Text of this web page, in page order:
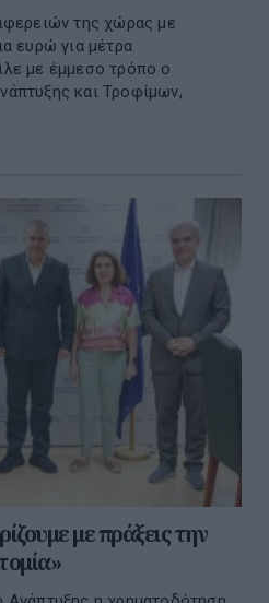
της χώρας με
ευρώ για μέτρα
με έμμεσο τρόπο ο
και Τροφίμων,
με πράξεις την